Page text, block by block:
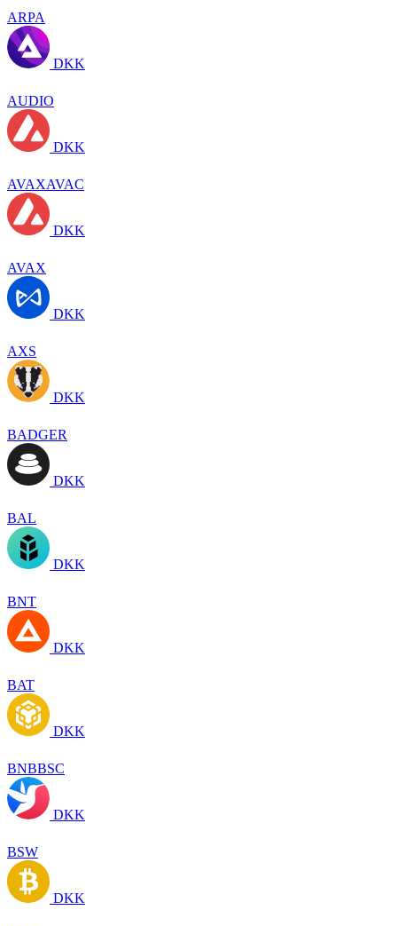
ARPA
DKK
AUDIO
DKK
AVAXAVAC
DKK
AVAX
DKK
AXS
DKK
BADGER
DKK
BAL
DKK
BNT
DKK
BAT
DKK
BNBBSC
DKK
BSW
DKK